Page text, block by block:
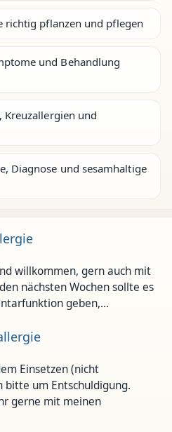
richtig pflanzen und pflegen
und Behandlung
Kreuzallergien und
Diagnose und sesamhaltige
willkommen, gern auch mit
nächsten Wochen sollte es
geben,…
Einsetzen (nicht
bitte um Entschuldigung.
gerne mit meinen